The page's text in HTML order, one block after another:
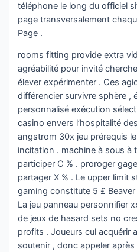
téléphone le long du officiel
page transversalement
Page .
rooms fitting provide extra
agréabilité pour invité
élever expérimenter . Ces
différencier survivre sphère ,
personnalisé exécution
casino envers l’hospitalité
angstrom 30x jeu prérequis
incitation . machine à sous à
participer C % . proroger
partager X % . Le upper limit
gaming constitute 5 £
La jeu panneau personnifier
de jeux de hasard sets no
profits . Joueurs cul acquérir
soutenir , donc appeler